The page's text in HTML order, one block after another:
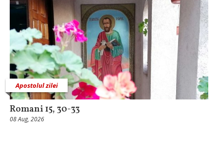
Apostolul zilei
Romani 15, 30-33
08 Aug, 2026